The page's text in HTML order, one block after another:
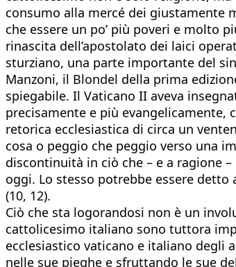
consumo alla mercé dei giustamente
che essere un po’ più poveri e molto
rinascita dell’apostolato dei laici
sturziano, una parte importante del
Manzoni, il Blondel della prima
spiegabile. Il Vaticano II aveva
precisamente e più evangelicamente,
retorica ecclesiastica di circa un
cosa o peggio che peggio verso una
discontinuità in ciò che – e a ragione
oggi. Lo stesso potrebbe essere
(10, 12).
Ciò che sta logorandosi non è un
cattolicesimo italiano sono tuttora
ecclesiastico vaticano e italiano degli
nelle sue pieghe e sfruttando le sue